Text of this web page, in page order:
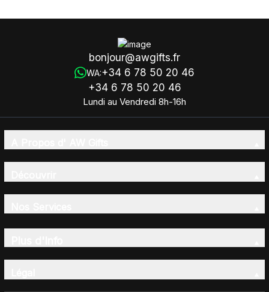
bonjour@awgifts.fr
WA:+34 6 78 50 20 46
+34 6 78 50 20 46
Lundi au Vendredi 8h-16h